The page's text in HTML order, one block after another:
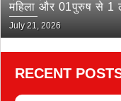
महिला और 01पुरुष से
भेजा जेल
July 21, 2026
RECENT